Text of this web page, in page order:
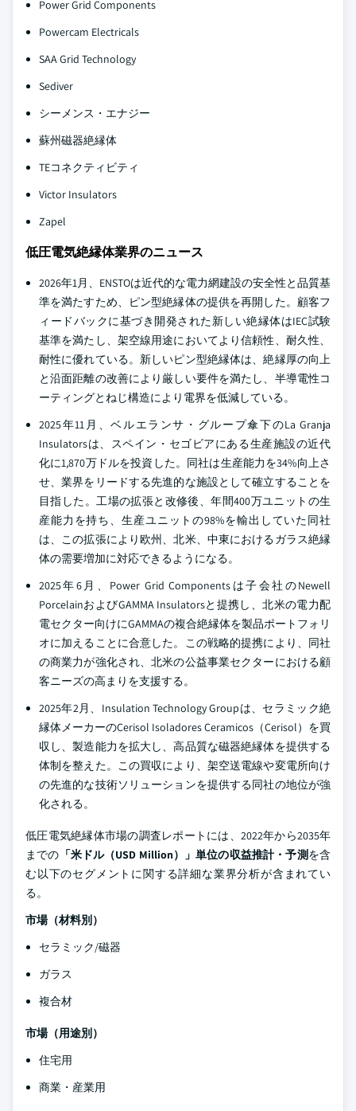
Power Grid Components
Powercam Electricals
SAA Grid Technology
Sediver
シーメンス・エナジー
蘇州磁器絶縁体
TEコネクティビティ
Victor Insulators
Zapel
低圧電気絶縁体業界のニュース
2026年1月、ENSTOは近代的な電力網建設の安全性と品質基
準を満たすため、ピン型絶縁体の提供を再開した。顧客フ
ィードバックに基づき開発された新しい絶縁体はIEC試験
基準を満たし、架空線用途においてより信頼性、耐久性、
耐性に優れている。新しいピン型絶縁体は、絶縁厚の向上
と沿面距離の改善により厳しい要件を満たし、半導電性コ
ーティングとねじ構造により電界を低減している。
2025年11月、ベルエランサ・グループ傘下のLa Granja
Insulatorsは、スペイン・セゴビアにある生産施設の近代
化に1,870万ドルを投資した。同社は生産能力を34%向上さ
せ、業界をリードする先進的な施設として確立することを
目指した。工場の拡張と改修後、年間400万ユニットの生
産能力を持ち、生産ユニットの98%を輸出していた同社
は、この拡張により欧州、北米、中東におけるガラス絶縁
体の需要増加に対応できるようになる。
2025年6月、Power Grid Componentsは子会社のNewell
PorcelainおよびGAMMA Insulatorsと提携し、北米の電力配
電セクター向けにGAMMAの複合絶縁体を製品ポートフォリ
オに加えることに合意した。この戦略的提携により、同社
の商業力が強化され、北米の公益事業セクターにおける顧
客ニーズの高まりを支援する。
2025年2月、Insulation Technology Groupは、セラミック絶
縁体メーカーのCerisol Isoladores Ceramicos（Cerisol）を買
収し、製造能力を拡大し、高品質な磁器絶縁体を提供する
体制を整えた。この買収により、架空送電線や変電所向け
の先進的な技術ソリューションを提供する同社の地位が強
化される。
低圧電気絶縁体市場の調査レポートには、2022年から2035年
までの 「米ドル（USD Million）」単位の収益推計・予測を含
む以下のセグメントに関する詳細な業界分析が含まれてい
る。
市場（材料別）
セラミック/磁器
ガラス
複合材
市場（用途別）
住宅用
商業・産業用